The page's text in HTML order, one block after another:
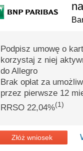
Podpisz umowę o
korzystaj z niej
do Allegro
Brak opłat za
przez pierwsze 12
RRSO 22,04%(1)
Złóż wniosek